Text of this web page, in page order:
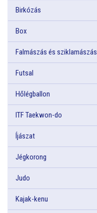
Birkózás
Box
Falmászás és sziklamászás
Futsal
Hőlégballon
ITF Taekwon-do
Íjászat
Jégkorong
Judo
Kajak-kenu